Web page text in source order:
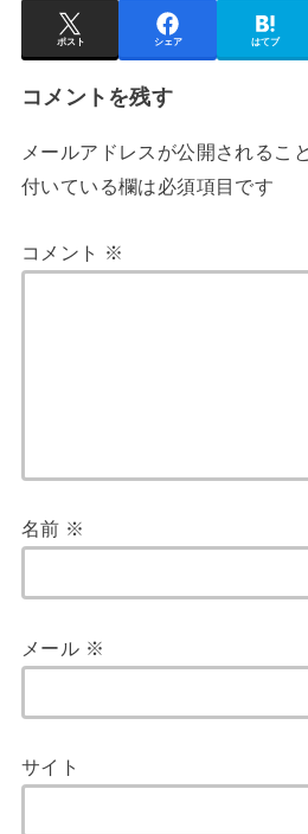
ポスト シェア はてブ
コメントを残す
メールアドレスが公開されるこ
付いている欄は必須項目です
コメント ※
名前 ※
メール ※
サイト